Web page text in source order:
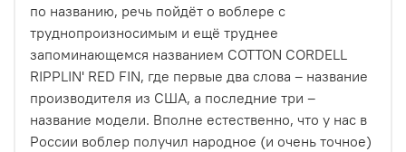
по названию, речь пойдёт о воблере с
труднопроизносимым и ещё труднее
запоминающемся названием COTTON CORDELL
RIPPLIN' RED FIN, где первые два слова – название
производителя из США, а последние три –
название модели. Вполне естественно, что у нас в
России воблер получил народное (и очень точное)